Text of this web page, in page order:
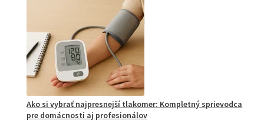
prečo
je
hitom
na
Slovensku?
Ako si vybrať najpresnejší tlakomer: Kompletný sprievodca
pre domácnosti aj profesionálov